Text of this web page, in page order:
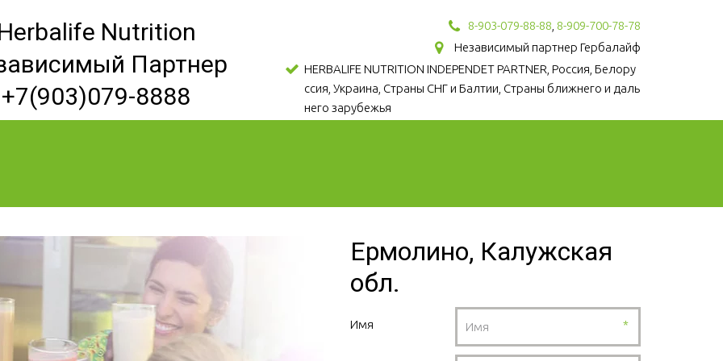
Nutrition
Партнер
+7(903)079-8888
8-903-079-88-88 8-909-700-78-78
Независимый партнер Гербалайф
HERBALIFE NUTRITION INDEPENDET PARTNER, Россия, Белору
ссия, Украина, Страны СНГ и Балтии, Страны ближнего и даль
него зарубежья
Ермолино, Калужская
обл.
Имя *